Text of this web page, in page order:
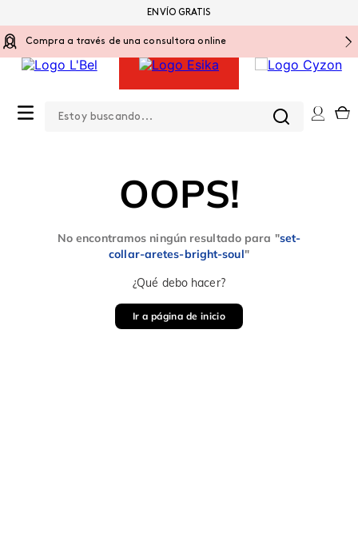
Compra a través de una consultora online
ENVÍO GRATIS
OOPS!
No encontramos ningún resultado para "set-
collar-aretes-bright-soul"
¿Qué debo hacer?
Ir a página de inicio